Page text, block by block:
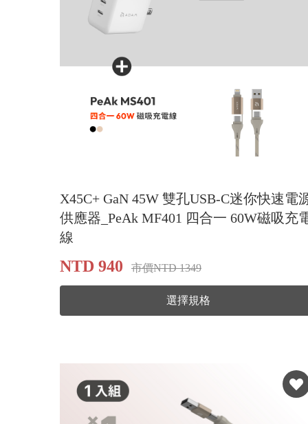
X45C+ GaN 45W 雙孔USB-C迷你快速電
供應器_PeAk MF401 四合一 60W磁吸充
線
NTD 940 市價NTD 1349
選擇規格